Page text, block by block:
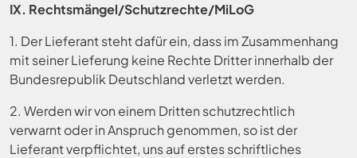
IX. Rechtsmängel/Schutzrechte/MiLoG
1. Der Lieferant steht dafür ein, dass im Zusammenhang
mit seiner Lieferung keine Rechte Dritter innerhalb der
Bundesrepublik Deutschland verletzt werden.
2. Werden wir von einem Dritten schutzrechtlich
verwarnt oder in Anspruch genommen, so ist der
Lieferant verpflichtet, uns auf erstes schriftliches